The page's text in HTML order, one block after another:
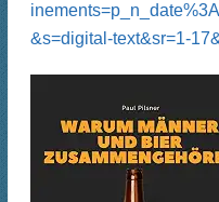
&s=digital-text&sr=1-